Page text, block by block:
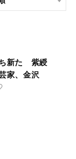
新た 紫綬
家、金沢